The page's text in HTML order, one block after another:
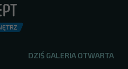
DZIŚ GALERIA OTWARTA